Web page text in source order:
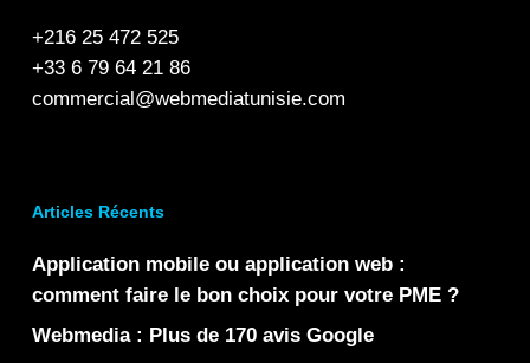
+216 25 472 525
+33 6 79 64 21 86
commercial@webmediatunisie.com
Articles Récents
Application mobile ou application web :
comment faire le bon choix pour votre PME ?
Webmedia : Plus de 170 avis Google